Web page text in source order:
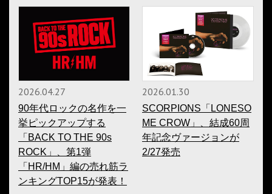
2026.04.27
90年代ロックの名作を一
挙ピックアップする
「BACK TO THE 90s
ROCK」、第1弾
「HR/HM」編の売れ筋ラ
ンキングTOP15が発表！
2026.01.30
SCORPIONS「LONESO
ME CROW」、結成60周
年記念ヴァージョンが
2/27発売